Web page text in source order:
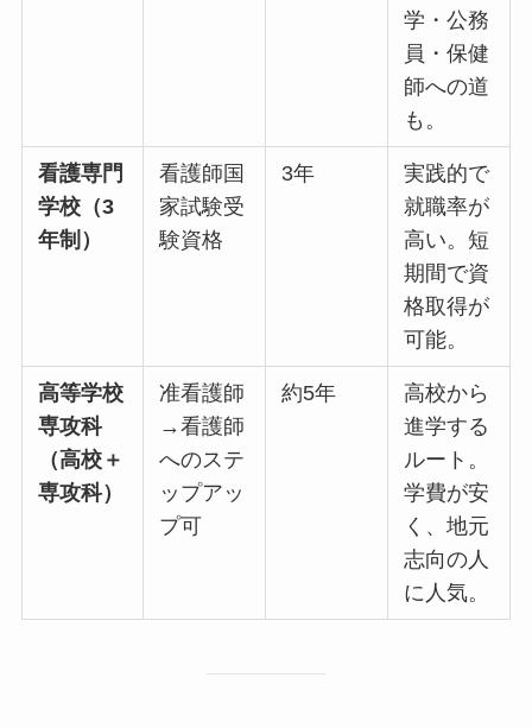
学・公務
員・保健
師への道
も。
看護専門
学校（3
年制）
看護師国
家試験受
験資格
3年
実践的で
就職率が
高い。短
期間で資
格取得が
可能。
高等学校
専攻科
（高校＋
専攻科）
准看護師
→看護師
へのステ
ップアッ
プ可
約5年
高校から
進学する
ルート。
学費が安
く、地元
志向の人
に人気。